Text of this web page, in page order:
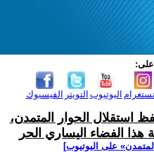
على:
الفيسبوك التويتر اليوتيوب
استقلال الحوار المتمدن،
الفضاء اليساري الحر
على اليوتيوب]